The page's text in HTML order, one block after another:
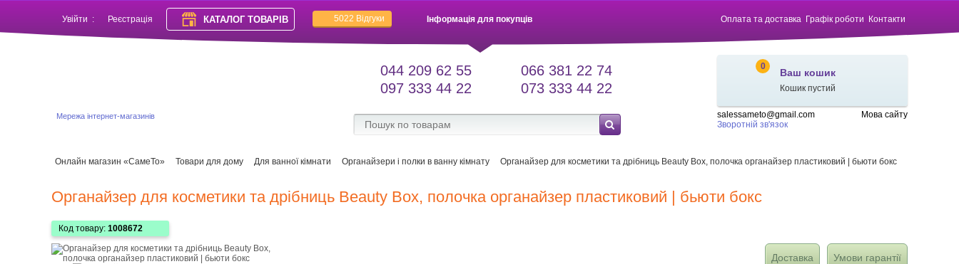
Увійти : Реєстрація КАТАЛОГ ТОВАРІВ 5022 Відгуки Оплата та доставка Графік роботи Контакти
Інформація для покупців
Мережа інтернет-магазинів
0
Ваш кошик
Кошик пустий
salessameto@gmail.com
Зворотній зв'язок
Мова сайту
044 209 62 55
097 333 44 22
066 381 22 74
073 333 44 22
Онлайн магазин «СамеТо» Товари для дому Для ванної кімнати Органайзери і полки в ванну кімнату Органайзер для косметики та дрібниць Beauty Box, полочка органайзер пластиковий | бьюти бокс
Органайзер для косметики та дрібниць Beauty Box, полочка органайзер пластиковий | бьюти бокс
Код товару: 1008672
Доставка Умови гарантії